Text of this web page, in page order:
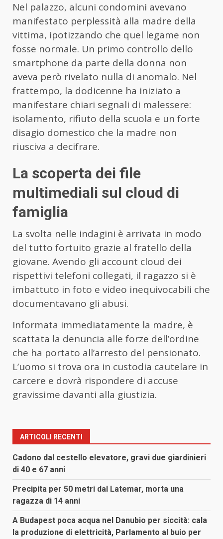
Nel palazzo, alcuni condomini avevano
manifestato perplessità alla madre della
vittima, ipotizzando che quel legame non
fosse normale. Un primo controllo dello
smartphone da parte della donna non
aveva però rivelato nulla di anomalo. Nel
frattempo, la dodicenne ha iniziato a
manifestare chiari segnali di malessere:
isolamento, rifiuto della scuola e un forte
disagio domestico che la madre non
riusciva a decifrare.
La scoperta dei file
multimediali sul cloud di
famiglia
La svolta nelle indagini è arrivata in modo
del tutto fortuito grazie al fratello della
giovane. Avendo gli account cloud dei
rispettivi telefoni collegati, il ragazzo si è
imbattuto in foto e video inequivocabili che
documentavano gli abusi.
Informata immediatamente la madre, è
scattata la denuncia alle forze dell’ordine
che ha portato all’arresto del pensionato.
L’uomo si trova ora in custodia cautelare in
carcere e dovrà rispondere di accuse
gravissime davanti alla giustizia.
ARTICOLI RECENTI
Cadono dal cestello elevatore, gravi due giardinieri
di 40 e 67 anni
Precipita per 50 metri dal Latemar, morta una
ragazza di 14 anni
A Budapest poca acqua nel Danubio per siccità: cala
la produzione di elettricità, Parlamento al buio per